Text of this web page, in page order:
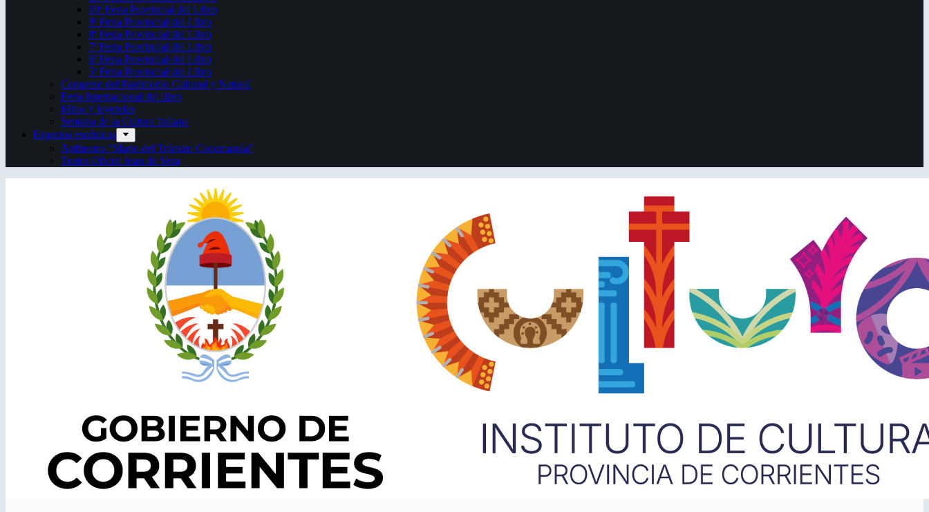
10ª Feria Provincial del Libro
9ª Feria Provincial del Libro
8ª Feria Provincial del Libro
7ª Feria Provincial del Libro
6ª Feria Provincial del Libro
5ª Feria Provincial del Libro
Congreso del Patrimonio Cultural y Natural
Feria Internacional del libro
Mitos y leyendas
Semana de la Cultura Italiana
Espacios escénicos
Anfiteatro “Mario del Tránsito Cocomarola”
Teatro Oficial Juan de Vera